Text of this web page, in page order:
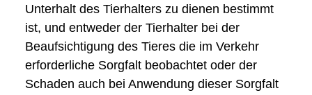
Unterhalt des Tierhalters zu dienen bestimmt
ist, und entweder der Tierhalter bei der
Beaufsichtigung des Tieres die im Verkehr
erforderliche Sorgfalt beobachtet oder der
Schaden auch bei Anwendung dieser Sorgfalt